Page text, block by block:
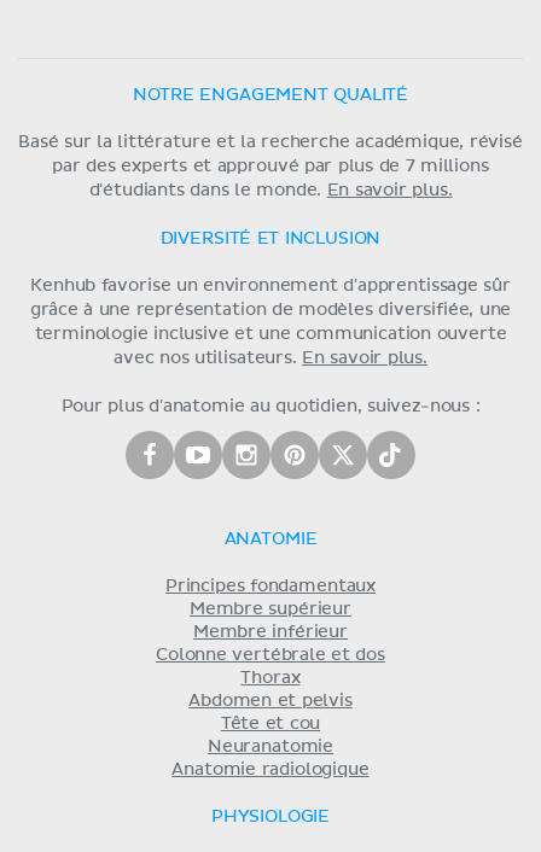
NOTRE ENGAGEMENT QUALITÉ
Basé sur la littérature et la recherche académique, révisé
par des experts et approuvé par plus de 7 millions
d'étudiants dans le monde. En savoir plus.
DIVERSITÉ ET INCLUSION
Kenhub favorise un environnement d'apprentissage sûr
grâce à une représentation de modèles diversifiée, une
terminologie inclusive et une communication ouverte
avec nos utilisateurs. En savoir plus.
Pour plus d'anatomie au quotidien, suivez-nous :
ANATOMIE
Principes fondamentaux
Membre supérieur
Membre inférieur
Colonne vertébrale et dos
Thorax
Abdomen et pelvis
Tête et cou
Neuranatomie
Anatomie radiologique
PHYSIOLOGIE